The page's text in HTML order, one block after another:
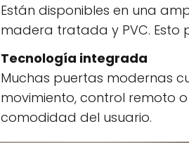
Están disponibles en una
madera tratada y PVC. Esto
Tecnología integrada
Muchas puertas modernas
movimiento, control remoto
comodidad del usuario.